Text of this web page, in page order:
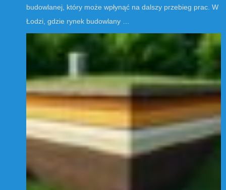
budowlanej, który może wpłynąć na dalszy przebieg prac. W
Łodzi, gdzie rynek budowlany …